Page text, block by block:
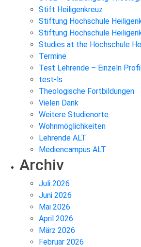
Stift Heiligenkreuz
Stiftung Hochschule
Stiftung Hochschule
Studies at the Hochschule
Termine
Test Lehrende – Einzeln
test-ls
Theologische Fortbildungen
Vielen Dank
Weitere Studienorte
Wohnmöglichkeiten
Lehrende ALT
Mediencampus ALT
Archiv
Juli 2026
Juni 2026
Mai 2026
April 2026
März 2026
Februar 2026